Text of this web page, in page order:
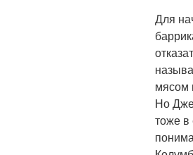
Для
мясом
Но
тоже в